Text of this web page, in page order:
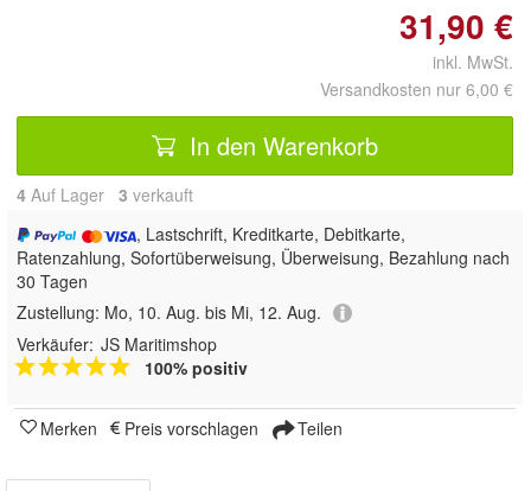
31,90 €
inkl. MwSt.
Versandkosten nur 6,00 €
In den Warenkorb
4 Auf Lager 3 verkauft
, Lastschrift, Kreditkarte, Debitkarte,
Ratenzahlung, Sofortüberweisung, Überweisung, Bezahlung nach
30 Tagen
Zustellung: Mo, 10. Aug. bis Mi, 12. Aug.
Verkäufer: JS Maritimshop
100% positiv
Merken Preis vorschlagen Teilen